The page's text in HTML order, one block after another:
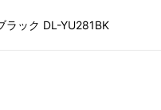
ラック DL-YU281BK